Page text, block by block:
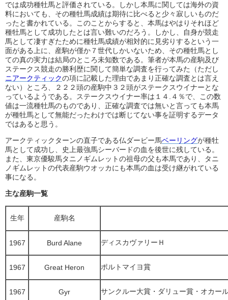
では成功種牡馬と評価されている。しかし本馬に関しては海外の資
料においても、その種牡馬成績は期待に比べると少々寂しいものだ
ったと書かれている。このことからすると、本馬はやはりそれほど
種牡馬として成功したとは言い難いのだろう。しかし、自身が競走
馬として凄すぎたために種牡馬成績が相対的に見劣りするという一
面がある上に、産駒が僅か７世代しかいないため、その種牡馬とし
ての真の実力は結局のところ未知数である。筆者が本馬の産駒及び
ステークス競走の勝利歴に関して簡単な調査を行ってみた（ただし
ニアークティックの項に記載した理由であまり正確な調査とは言え
ない）ところ、２２２頭の産駒中３２頭がステークスウイナーとな
っているようである。ステークスウイナー率は１４.４％で、この数
値は一流種牡馬のものであり、正確な調査では無いと言っても本馬
が種牡馬として無能だったわけでは断じてない事を証明するデータ
ではあると思う。
アークティックターンの直子である仏ダービー馬ベーリングが種牡
馬として成功し、史上最強馬シーバードの血を後世に残している。
また、東京優駿馬タニノギムレットの祖母の父も本馬であり、タニ
ノギムレットの代表産駒ウオッカにも本馬の血は受け継がれている
事になる。
主な産駒一覧
生年 産駒名
1967 Burd Alane ディスカヴァリーＨ
1967 Great Heron ポルトマイヨ賞
1967 Gyr サンクルー大賞・ダリュー賞・オカー